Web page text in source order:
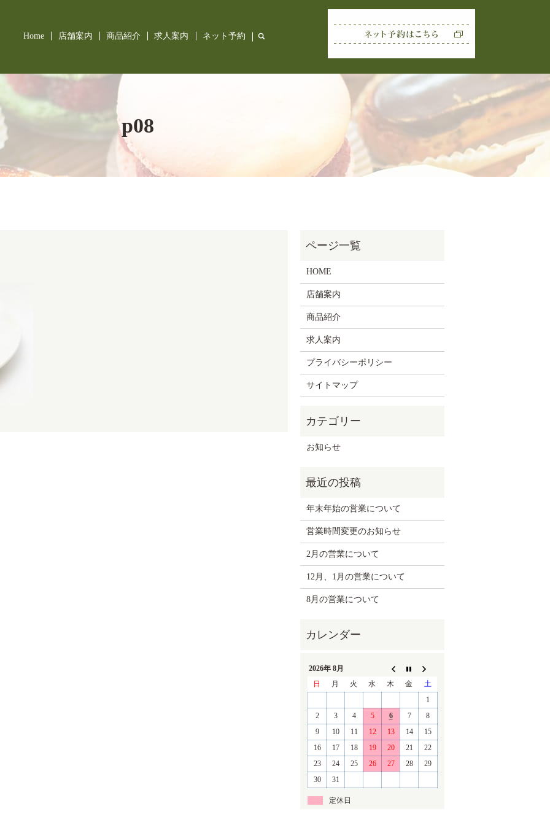
Home 店舗案内 商品紹介 求人案内 ネット予約 search
p08
HOME
店舗案内
商品紹介
求人案内
プライバシーポリシー
サイトマップ
お知らせ
年末年始の営業について
営業時間変更のお知らせ
2月の営業について
12月、1月の営業について
8月の営業について
2026年 8月
日
月 火 水 木 金
土
1
2
3 4 5 6 7
8
9
10 11 12 13 14
15
16
17 18 19 20 21
22
23
24 25 26 27 28
29
30
31
定休日